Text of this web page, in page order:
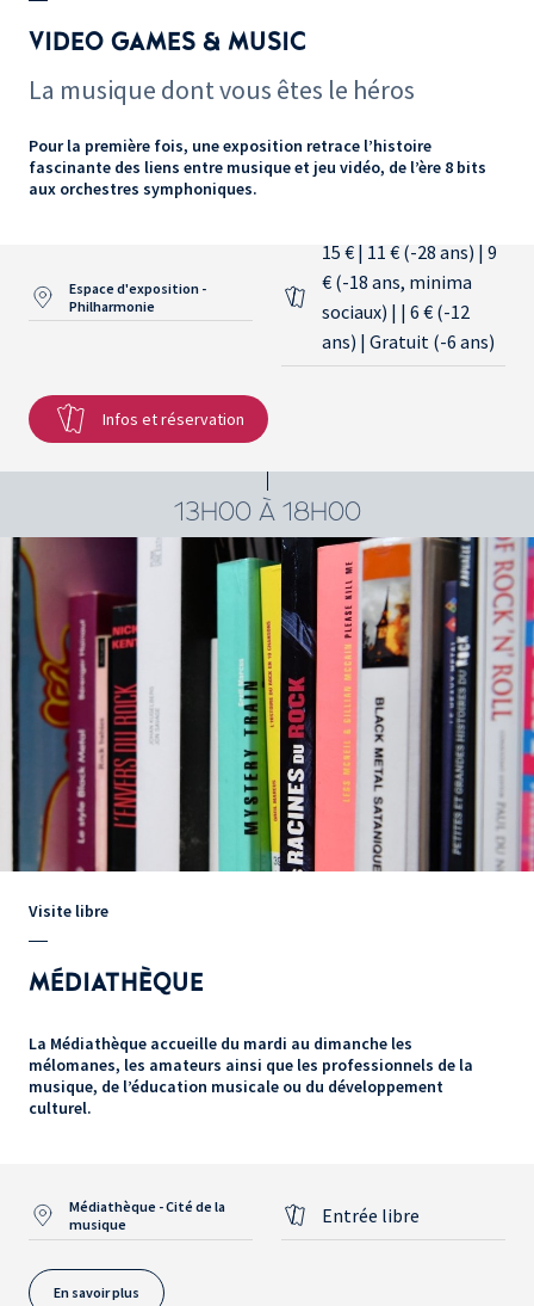
VIDEO GAMES & MUSIC
La musique dont vous êtes le héros
Pour la première fois, une exposition retrace l’histoire
fascinante des liens entre musique et jeu vidéo, de l’ère 8 bits
aux orchestres symphoniques.
Espace d'exposition -
Philharmonie
15 € | 11 € (-28 ans) | 9
€ (-18 ans, minima
sociaux) | | 6 € (-12
ans) | Gratuit (-6 ans)
Infos et réservation
13H00 À 18H00
Visite libre
MÉDIATHÈQUE
La Médiathèque accueille du mardi au dimanche les
mélomanes, les amateurs ainsi que les professionnels de la
musique, de l’éducation musicale ou du développement
culturel.
Médiathèque - Cité de la
musique
Entrée libre
En savoir plus